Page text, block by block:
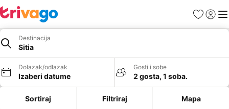
FavoritiPrijavi
Destinacija
Sitia
Dolazak/odlazak
Izaberi datume
Gosti i sobe
2 gosta, 1 soba.
Sortiraj Filtriraj Mapa